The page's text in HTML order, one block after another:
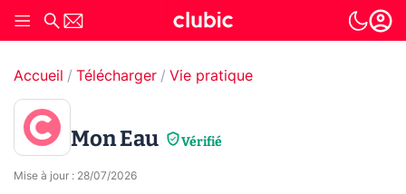
Accueil Télécharger Vie pratique
Mon Eau Vérifié
Mise à jour : 28/07/2026